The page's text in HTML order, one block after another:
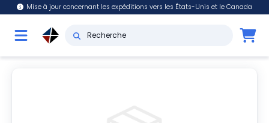
Mise à jour concernant les expéditions vers les États-Unis et le Canada